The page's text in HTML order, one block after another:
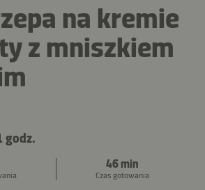
na kremie
z mniszkiem
godz.
46 min
Czas gotowania